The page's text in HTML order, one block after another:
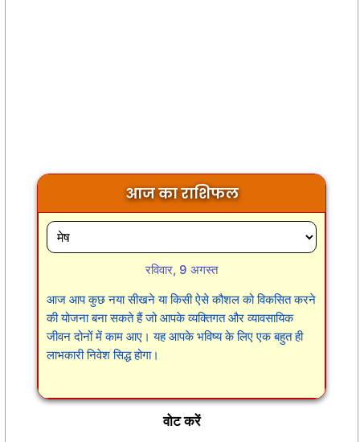
आज का राशिफल
रविवार, 9 अगस्त
आज आप कुछ नया सीखने या किसी ऐसे कौशल को विकसित करने
की योजना बना सकते हैं जो आपके व्यक्तिगत और व्यावसायिक
जीवन दोनों में काम आए। यह आपके भविष्य के लिए एक बहुत ही
लाभकारी निवेश सिद्ध होगा।
वोट करें